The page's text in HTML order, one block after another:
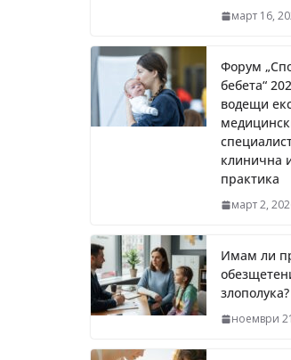
март 16,
Форум
бебета“
водещи
клинична
практика
март 2,
Имам ли
злополука?
ноември